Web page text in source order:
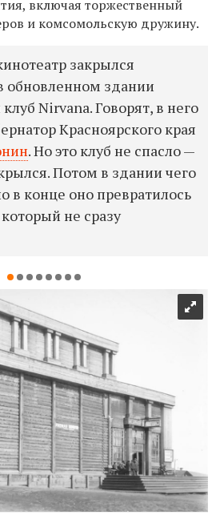
включая торжественный
и комсомольскую дружину.
закрылся
обновленном здании
Nirvana. Говорят, в него
Красноярского края
. Но это клуб не спасло —
Потом в здании чего
в конце оно превратилось
не сразу